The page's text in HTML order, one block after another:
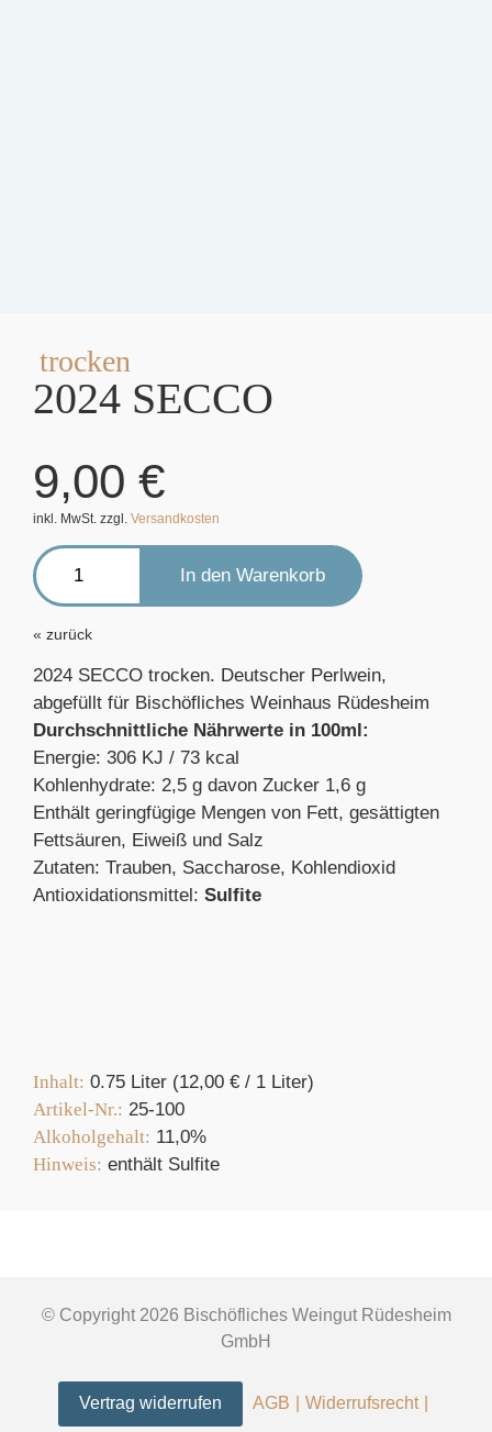
trocken
2024 SECCO
2024 SECCO trocken. Deutscher Perlwein,
abgefüllt für Bischöfliches Weinhaus Rüdesheim
Durchschnittliche Nährwerte in 100ml:
Energie: 306 KJ / 73 kcal
Kohlenhydrate: 2,5 g davon Zucker 1,6 g
Enthält geringfügige Mengen von Fett, gesättigten
Fettsäuren, Eiweiß und Salz
Zutaten: Trauben, Saccharose, Kohlendioxid
Antioxidationsmittel: Sulfite
Inhalt: 0.75 Liter (12,00 € / 1 Liter)
Artikel-Nr.: 25-100
Alkoholgehalt: 11,0%
Hinweis: enthält Sulfite
9,00 €
inkl. MwSt. zzgl. Versandkosten
zurück
© Copyright 2026 Bischöfliches Weingut Rüdesheim
GmbH
Vertrag widerrufen AGB
Widerrufsrecht